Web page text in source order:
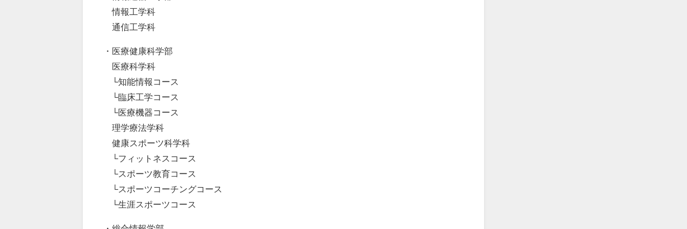
情報工学科
通信工学科
・医療健康科学部
医療科学科
└知能情報コース
└臨床工学コース
└医療機器コース
理学療法学科
健康スポーツ科学科
└フィットネスコース
└スポーツ教育コース
└スポーツコーチングコース
└生涯スポーツコース